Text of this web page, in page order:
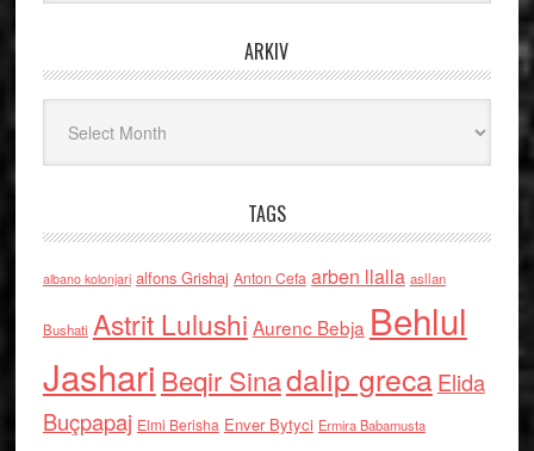
ARKIV
TAGS
albano kolonjari alfons Grishaj Anton Cefa arben llalla asllan
Bushati Astrit Lulushi Aurenc Bebja Behlul
Jashari Beqir Sinadalip grecaElida
Buçpapaj Elmi Berisha Enver Bytyci Ermira Babamusta